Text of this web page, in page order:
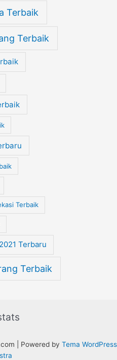
Terbaik
Terbaik
Terbaik
Terbaru
Terbaik
| Powered by Tema WordPress